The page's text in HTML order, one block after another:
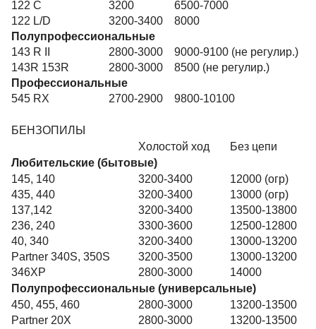
122 C 3200
6500-7000
122 L/D
3200-3400
8000
Полупрофессиональные
143 R II
2800-3000
9000-9100 (не регулир.)
143R 153R
2800-3000
8500 (не регулир.)
Профессиональные
545 RX
2700-2900 9800-10100
БЕНЗОПИЛЫ
Холостой ход
Без цепи
Любительские (бытовые)
145, 140
3200-3400
12000 (огр)
435, 440
3200-3400
13000 (огр)
137,142
3200-3400
13500-13800
236, 240
3300-3600
12500-12800
40, 340
3200-3400
13000-13200
Partner 340S, 350S
3200-3500
13000-13200
346XP
2800-3000
14000
Полупрофессиональные (универсальные)
450, 455, 460
2800-3000
13200-13500
Partner 20X
2800-3000
13200-13500